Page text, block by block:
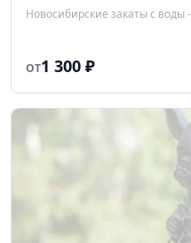
Новосибирские закаты с воды
ОТ1 300 ₽